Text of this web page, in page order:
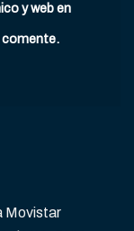
y web en
comente.
Movistar